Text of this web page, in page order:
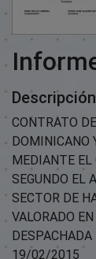
Descripción
CONTRATO
DOMINICANO
MEDIANTE EL
SEGUNDO EL
SECTOR DE
VALORADO
19/02/2015